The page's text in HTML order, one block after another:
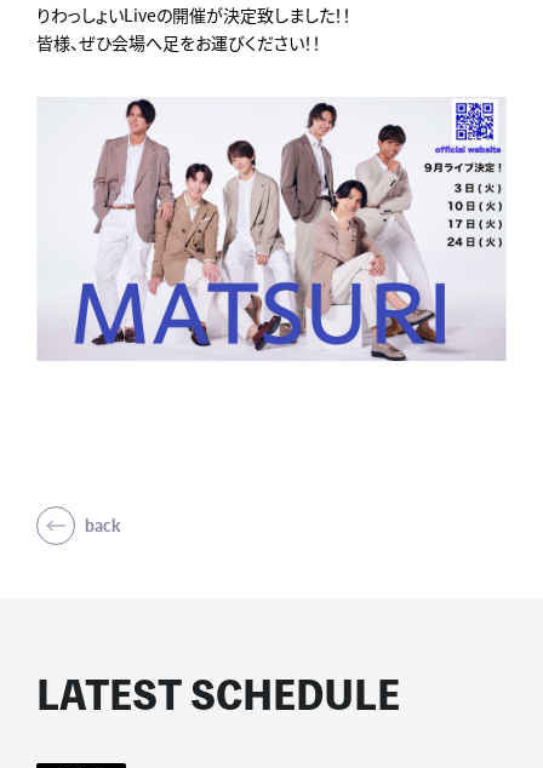
りわっしょいLiveの開催が決定致しました！！
皆様、ぜひ会場へ足をお運びください！！
back
LATEST SCHEDULE